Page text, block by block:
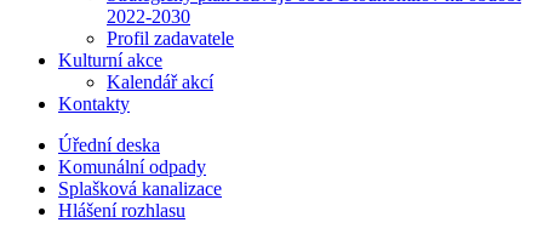
2022-2030
Profil zadavatele
Kulturní akce
Kalendář akcí
Kontakty
Úřední deska
Komunální odpady
Splašková kanalizace
Hlášení rozhlasu